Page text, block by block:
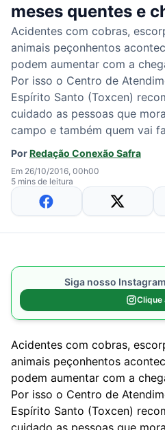
meses quentes e
Acidentes com cobras,
animais peçonhentos
podem aumentar com a
Por isso o Centro de
Espírito Santo (Toxcen)
cuidado as pessoas que
campo e também quem vai
PorRedação Conexão Safra
Em 26/10/2016, 00h00
5 mins de leitura
Siga nosso Instagram
Clique
Acidentes com cobras,
animais peçonhentos
podem aumentar com a
Por isso o Centro de
Espírito Santo (Toxcen)
cuidado as pessoas que